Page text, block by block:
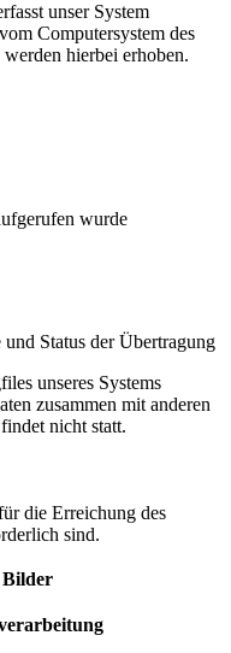
unser System
Computersystem des
hierbei erhoben.
wurde
Status der Übertragung
unseres Systems
zusammen mit anderen
nicht statt.
die Erreichung des
sind.
Bilder